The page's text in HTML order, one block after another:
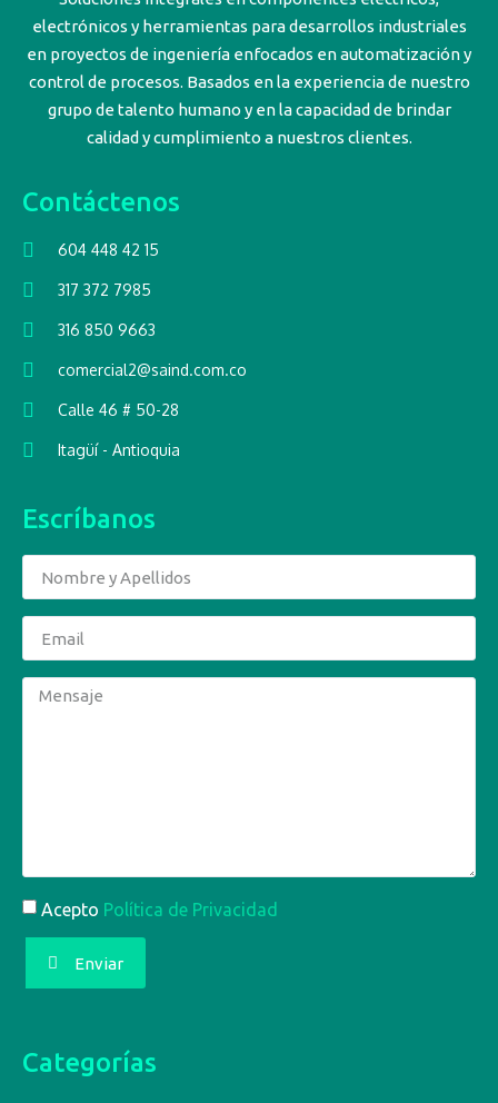
electrónicos y herramientas para desarrollos industriales
en proyectos de ingeniería enfocados en automatización y
control de procesos. Basados en la experiencia de nuestro
grupo de talento humano y en la capacidad de brindar
calidad y cumplimiento a nuestros clientes.
Contáctenos
604 448 42 15
317 372 7985
316 850 9663
comercial2@saind.com.co
Calle 46 # 50-28
Itagüí - Antioquia
Escríbanos
Acepto Política de Privacidad
Enviar
Categorías